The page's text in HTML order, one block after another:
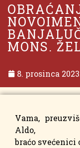
MONS.
8. prosinca
Vama,
Aldo,
braćo svećenici